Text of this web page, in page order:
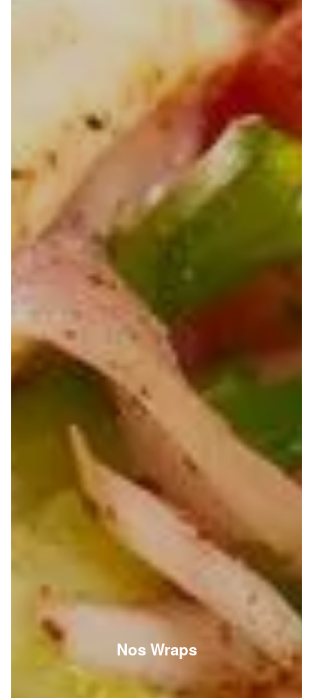
Nos Wraps